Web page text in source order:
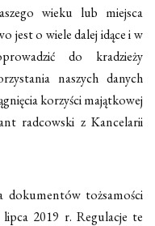
wieku lub miejsca
jest o wiele dalej idące i w
do kradzieży
naszych danych
korzyści majątkowej
radcowski z Kancelarii
dokumentów tożsamości
lipca 2019 r. Regulacje te